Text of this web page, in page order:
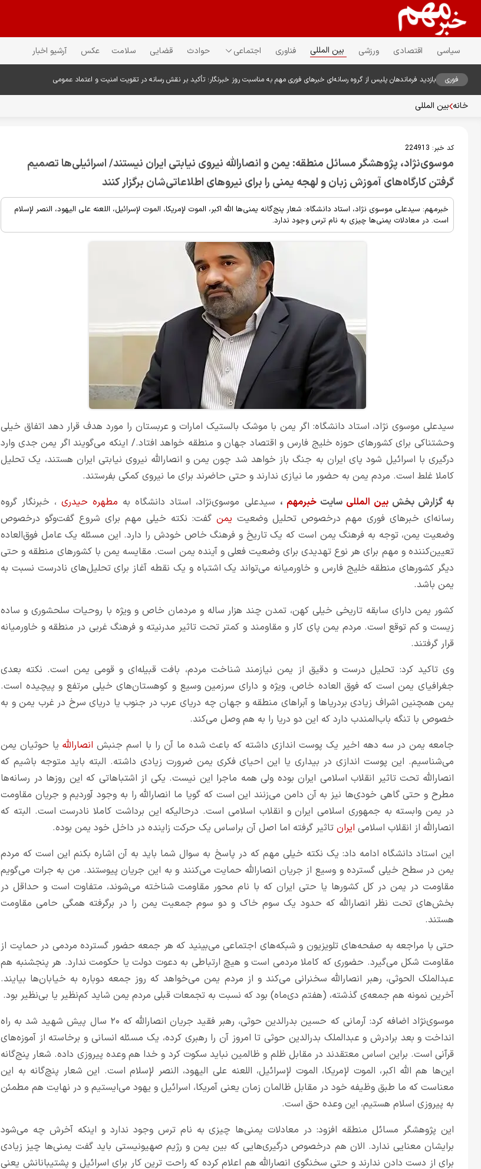
سیاسی اقتصادی ورزشی بین المللی فناوری اجتماعی حوادث قضایی سلامت عکس آرشیو اخبار
فوری بازدید فرماندهان پلیس از گروه رسانه‌ای خبرهای فوری مهم به مناسبت روز خبرنگار؛ تأکید بر نقش رسانه در تقویت امنیت و اعتماد عمومی
خانه بین المللی
کد خبر: 224913
موسوی‌نژاد، پژوهشگر مسائل منطقه: یمن و انصارالله نیروی نیابتی ایران نیستند/ اسرائیلی‌ها تصمیم
گرفتن کارگاه‌های آموزش زبان و لهجه یمنی را برای نیروهای اطلاعاتی‌شان برگزار کنند
خبرمهم: سیدعلی موسوی نژاد، استاد دانشگاه: شعار پنج‌گانه‌ یمنی‌ها الله اکبر، الموت لإمریکا، الموت لإسرائیل، اللعنه علی الیهود، النصر لإسلام
است. در معادلات یمنی‌ها چیزی به نام ترس وجود ندارد.
سیدعلی موسوی نژاد، استاد دانشگاه: اگر یمن با موشک بالستیک امارات و عربستان را مورد هدف قرار دهد اتفاق خیلی
وحشتناکی برای کشورهای حوزه خلیج فارس و اقتصاد جهان و منطقه خواهد افتاد./ اینکه می‌گویند اگر یمن جدی وارد
درگیری با اسرائیل شود پای ایران به جنگ باز خواهد شد چون یمن و انصارالله نیروی نیابتی ایران هستند، یک تحلیل
کاملا غلط است. مردم یمن به حضور ما نیازی ندارند و حتی حاضرند برای ما نیروی کمکی بفرستند.
به گزارش بخشبین المللی سایتخبرمهم ، سیدعلی موسوی‌نژاد، استاد دانشگاه به مطهره حیدری، خبرنگار گروه
رسانه‌ای خبرهای فوری مهم در‌خصوص تحلیل وضعیت یمن گفت: نکته خیلی مهم برای شروع گفت‌وگو در‌خصوص
وضعیت یمن، توجه به فرهنگ یمن است که یک تاریخ و فرهنگ خاص خودش را دارد. این مسئله یک عامل فوق‌العاده
تعیین‌کننده و مهم برای هر نوع تهدیدی برای وضعیت فعلی و آینده یمن است. مقایسه یمن با کشورهای منطقه و حتی
دیگر کشورهای منطقه خلیج فارس و خاورمیانه می‌تواند یک اشتباه و یک نقطه آغاز برای تحلیل‌های نادرست نسبت به
یمن باشد.
کشور یمن دارای سابقه تاریخی خیلی کهن، تمدن چند هزار ساله و مردمان خاص و ویژه‌ با روحیات سلحشوری و ساده
زیست و کم توقع است. مردم یمن پای کار و مقاومند و کمتر تحت تاثیر مدرنیته و فرهنگ غربی در منطقه و خاورمیانه
قرار گرفتند.
وی تاکید کرد: تحلیل درست و دقیق از یمن نیازمند شناخت مردم، بافت قبیله‌ای و قومی یمن است. نکته بعدی
جغرافیای یمن است که فوق العاده خاص، ویژه و دارای سرزمین وسیع و کوهستان‌های خیلی مرتفع و پیچیده است.
یمن همچنین اشراف زیادی بردریاها و آبراهای منطقه و جهان چه دریای عرب در جنوب یا دریای سرخ در غرب یمن و به
خصوص با تنگه باب‌المندب دارد که این دو دریا را به هم وصل می‌کند.
جامعه یمن در سه دهه اخیر یک پوست اندازی داشته که باعث شده ما آن را با اسم جنبش انصاراللهیا حوثیان یمن
می‌شناسیم. این پوست اندازی در بیداری یا این احیای فکری یمن ضرورت زیادی داشته. البته باید متوجه باشیم که
انصارالله تحت تاثیر انقلاب اسلامی ایران بوده ولی همه ماجرا این نیست. یکی از اشتباهاتی که این روزها در رسانه‌ها
مطرح و حتی گاهی خودی‌ها نیز به آن دامن می‌زنند این است که گویا ما انصارالله را به وجود آوردیم و جریان مقاومت
در یمن وابسته به جمهوری اسلامی ایران و انقلاب اسلامی است. درحالیکه این برداشت کاملا نادرست است. البته که
انصارالله از انقلاب اسلامی ایران تاثیر گرفته اما اصل آن براساس یک حرکت زاینده در داخل خود یمن بوده.
این استاد دانشگاه ادامه داد: یک نکته خیلی مهم که در پاسخ به سوال شما باید به آن اشاره بکنم این است که مردم
یمن در سطح خیلی گسترده و وسیع از جریان انصارالله حمایت می‌کنند و به این جریان پیوستند. من به جرات می‌گویم
مقاومت در یمن در کل کشورها یا حتی ایران که با نام محور مقاومت شناخته می‌شوند، متفاوت است و حداقل در
بخش‌های تحت نظر انصارالله که حدود یک سوم خاک و دو سوم جمعیت یمن را در برگرفته همگی حامی مقاومت
هستند.
حتی با مراجعه به صفحه‌های تلویزیون و شبکه‌های اجتماعی می‌بینید که هر جمعه حضور گسترده مردمی در حمایت از
مقاومت شکل می‌گیرد. حضوری که کاملا مردمی است و هیچ ارتباطی به دعوت دولت یا حکومت ندارد. هر پنجشنبه هم
عبدالملک الحوثی، رهبر انصارالله سخنرانی می‌کند و از مردم یمن می‌خواهد که روز جمعه دوباره به خیابان‌ها بیایند.
آخرین نمونه هم جمعه‌ی گذشته، (هفتم دی‌ماه) بود که نسبت به تجمعات قبلی مردم یمن شاید کم‌نظیر یا بی‌نظیر بود.
موسوی‌نژاد اضافه کرد: آرمانی که حسین بدرالدین حوثی، رهبر فقید جریان انصارالله که ۲۰ سال پیش شهید شد به راه
انداخت و بعد برادرش و عبدالملک بدرالدین حوثی تا امروز آن را رهبری کرده، یک مسئله انسانی و برخاسته از آموزه‌های
قرآنی است. براین اساس معتقدند در مقابل ظلم و ظالمین نباید سکوت کرد و خدا هم وعده پیروزی داده. شعار پنج‌گانه‌
این‌ها هم الله اکبر، الموت لإمریکا، الموت لإسرائیل، اللعنه علی الیهود، النصر لإسلام است. این شعار پنچ‌گانه به این
معناست که ما طبق وظیفه خود در مقابل ظالمان زمان یعنی آمریکا، اسرائیل و یهود می‌ایستیم و در نهایت هم مطمئن
به پیروزی اسلام هستیم، این وعده حق است.
این پژوهشگر مسائل منطقه افزود: در معادلات یمنی‌ها چیزی به نام ترس وجود ندارد و اینکه آخرش چه می‌شود
برایشان معنایی ندارد. الان هم در‌خصوص درگیری‌هایی که بین یمن و رژیم صهیونیستی باید گفت یمنی‌ها چیز زیادی
برای از دست دادن ندارند و حتی سخنگوی انصارالله هم اعلام کرده که راحت ترین کار برای اسرائیل و پشتیبانانش یعنی